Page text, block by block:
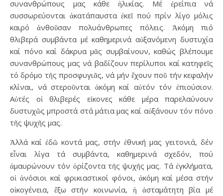
συνανθρώπους μας κάθε ἡλικίας. Μέ ἐρείπια νά
συσσωρεύονται ἀκατάπαυστα ἐκεῖ πού πρίν λίγο μόλις
καιρό ἀνθοῦσαν πολυάνθρωπες πόλεις. Ἀκόμη πιό
θλιβερά συμβάντα μέ καθημερινά αὐξανόμενη δυστυχία
καί πόνο καί δάκρυα μᾶς συμβαίνουν, καθώς βλέπουμε
συνανθρώπους μας νά βαδίζουν περίλυποι καί κατηφεῖς
τό δρόμο τῆς προσφυγιᾶς, νά μήν ἔχουν ποῦ τήν κεφαλήν
κλίναι, νά στεροῦνται ἀκόμη καί αὐτόν τόν ἐπιούσιον.
Αὐτές οἱ θλιβερές εἰκονες κάθε μέρα παρελαύνουν
δυστυχῶς μπροστά στά μάτια μας καί αὐξάνουν τόν πόνο
τῆς ψυχῆς μας.
Ἀλλά καί ἐδῶ κοντά μας, στήν ἐθνική μας γειτονιά, δέν
εἶναι λίγα τά συμβάντα, καθημερινά σχεδόν, πού
ἀμαυρώνουν τόν ὁρίζοντα τῆς ψυχῆς μας. Τά ἐγκλήματα,
οἱ ἀνόσιοι καί φρικιαστικοί φόνοι, ἀκόμη καί μέσα στήν
οἰκογένεια, ἔξω στήν κοινωνία, ἡ ἀσταμάτητη βία μέ